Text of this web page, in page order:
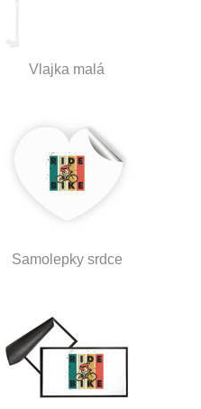
Vlajka malá
Samolepky srdce